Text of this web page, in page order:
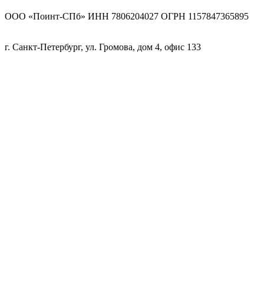
ООО «Поинт-СПб» ИНН 7806204027 ОГРН 1157847365895
г. Санкт-Петербург, ул. Громова, дом 4, офис 133